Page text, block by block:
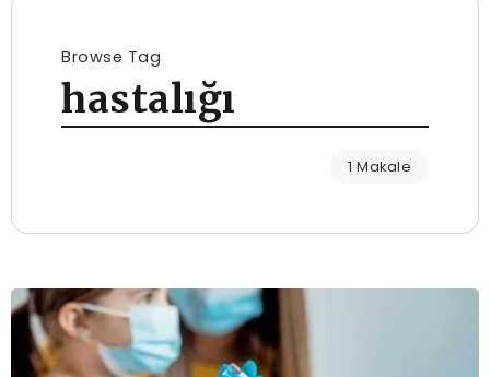
Browse Tag
hastalığı
1 Makale